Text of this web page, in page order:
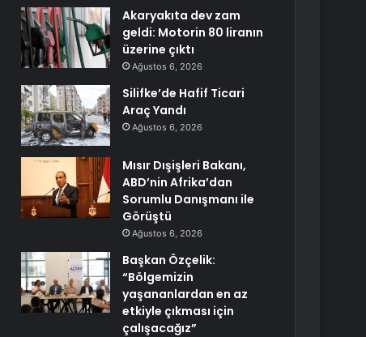
Akaryakıta dev zam
geldi: Motorin 80 liranın
üzerine çıktı
Ağustos 6, 2026
Silifke’de Hafif Ticari
Araç Yandı
Ağustos 6, 2026
Mısır Dışişleri Bakanı,
ABD’nin Afrika’dan
Sorumlu Danışmanı ile
Görüştü
Ağustos 6, 2026
Başkan Özçelik:
“Bölgemizin
yaşananlardan en az
etkiyle çıkması için
çalışacağız”